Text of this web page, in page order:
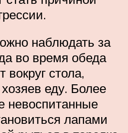
наблюдать за
во время обеда
вокруг стола,
еду. Более
невоспитанные
лапами